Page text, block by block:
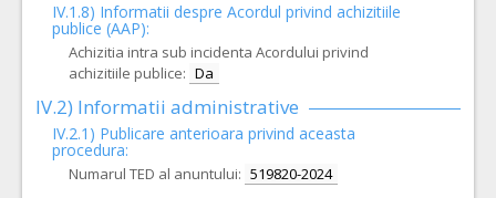
IV.1.8) Informatii despre Acordul privind achizitiile
publice (AAP):
Achizitia intra sub incidenta Acordului privind
achizitiile publice: Da
IV.2) Informatii administrative
IV.2.1) Publicare anterioara privind aceasta
procedura:
Numarul TED al anuntului: 519820-2024